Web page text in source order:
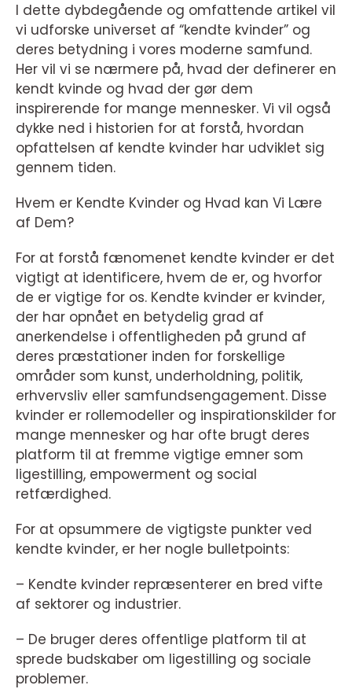
I dette dybdegående og omfattende artikel vil
vi udforske universet af “kendte kvinder” og
deres betydning i vores moderne samfund.
Her vil vi se nærmere på, hvad der definerer en
kendt kvinde og hvad der gør dem
inspirerende for mange mennesker. Vi vil også
dykke ned i historien for at forstå, hvordan
opfattelsen af kendte kvinder har udviklet sig
gennem tiden.
Hvem er Kendte Kvinder og Hvad kan Vi Lære
af Dem?
For at forstå fænomenet kendte kvinder er det
vigtigt at identificere, hvem de er, og hvorfor
de er vigtige for os. Kendte kvinder er kvinder,
der har opnået en betydelig grad af
anerkendelse i offentligheden på grund af
deres præstationer inden for forskellige
områder som kunst, underholdning, politik,
erhvervsliv eller samfundsengagement. Disse
kvinder er rollemodeller og inspirationskilder for
mange mennesker og har ofte brugt deres
platform til at fremme vigtige emner som
ligestilling, empowerment og social
retfærdighed.
For at opsummere de vigtigste punkter ved
kendte kvinder, er her nogle bulletpoints:
– Kendte kvinder repræsenterer en bred vifte
af sektorer og industrier.
– De bruger deres offentlige platform til at
sprede budskaber om ligestilling og sociale
problemer.